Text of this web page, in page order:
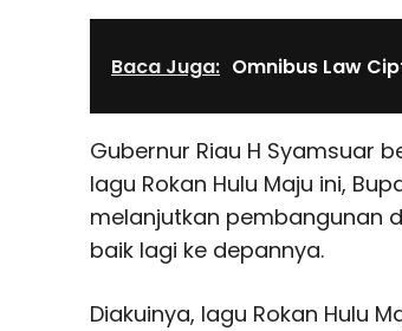
Baca Juga: Omnibus Law
Gubernur Riau H Syamsuar
lagu Rokan Hulu Maju ini,
melanjutkan pembangunan
baik lagi ke depannya.
Diakuinya, lagu Rokan Hulu